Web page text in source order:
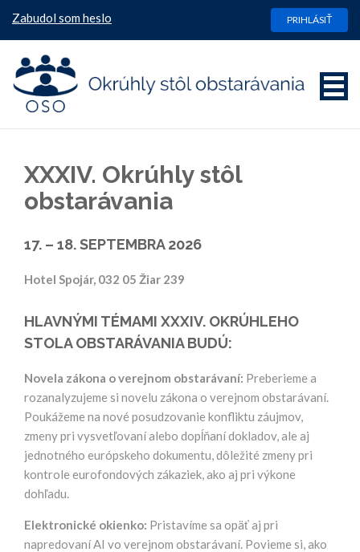
Zabudol som heslo PRIHLÁSIŤ
XXXIV. Okrúhly stôl
obstarávania
17. – 18. SEPTEMBRA 2026
Hotel Spojár, 032 05 Žiar 239
HLAVNÝMI TÉMAMI XXXIV. OKRÚHLEHO
STOLA OBSTARÁVANIA BUDÚ:
Novela zákona o verejnom obstarávaní: Preberieme a
rozanalyzujeme si novelu zákona o verejnom obstarávaní.
Poukážeme na nové posudzovanie konfliktu záujmov,
zmeny pri vysvetľovaní alebo dopĺňaní dokladov, ale aj
jednotného európskeho dokumentu, dôležité zmeny pri
kontrole eurofondových zákaziek, ako aj pri výkone
dohľadu.
Elektronické okienko: Pristavíme sa opäť aj pri
napredovaní AI vo verejnom obstarávaní. Povieme si, ako